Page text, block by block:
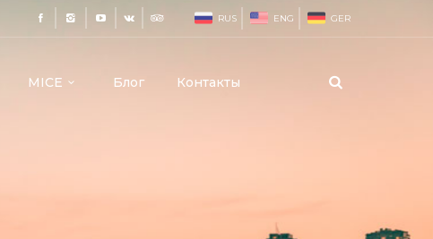
RUS ENG GER
MICE Блог Контакты